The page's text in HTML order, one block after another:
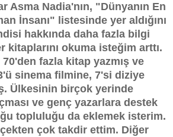
Asma Nadia'nın, "Dünyanın En
İnsanı" listesinde yer aldığını
hakkında daha fazla bilgi
kitaplarını okuma isteğim arttı.
fazla kitap yazmış ve
sinema filmine, 7'si diziye
Ülkesinin birçok yerinde
ve genç yazarlara destek
topluluğu da eklemek isterim.
çok takdir ettim. Diğer